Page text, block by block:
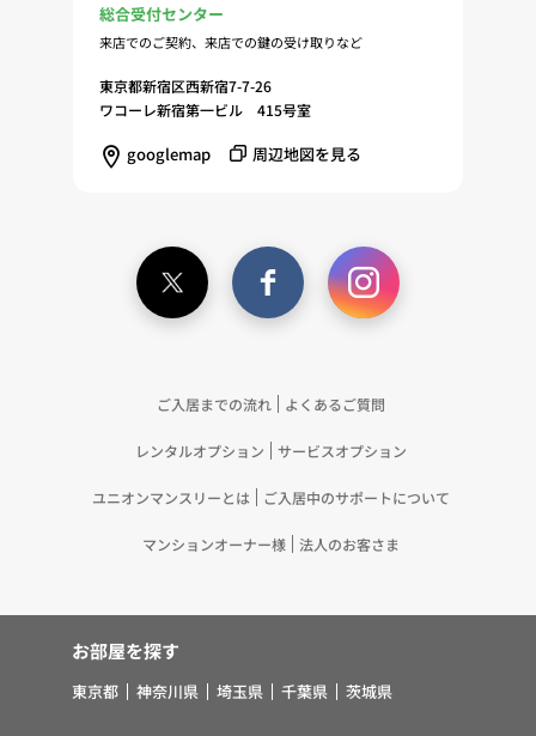
総合受付センター
来店でのご契約、来店での鍵の受け取りなど
東京都新宿区西新宿7-7-26
ワコーレ新宿第一ビル 415号室
googlemap 周辺地図を見る
ご入居までの流れ よくあるご質問
レンタルオプション サービスオプション
ユニオンマンスリーとは ご入居中のサポートについて
マンションオーナー様 法人のお客さま
お部屋を探す
東京都 神奈川県 埼玉県 千葉県 茨城県